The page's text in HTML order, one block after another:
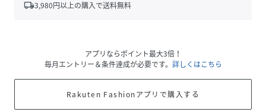
local_shipping3,980円以上の購入で送料無料
アプリならポイント最大3倍！
毎月エントリー＆条件達成が必要です。 詳しくはこちら
Rakuten Fashionアプリで購入する